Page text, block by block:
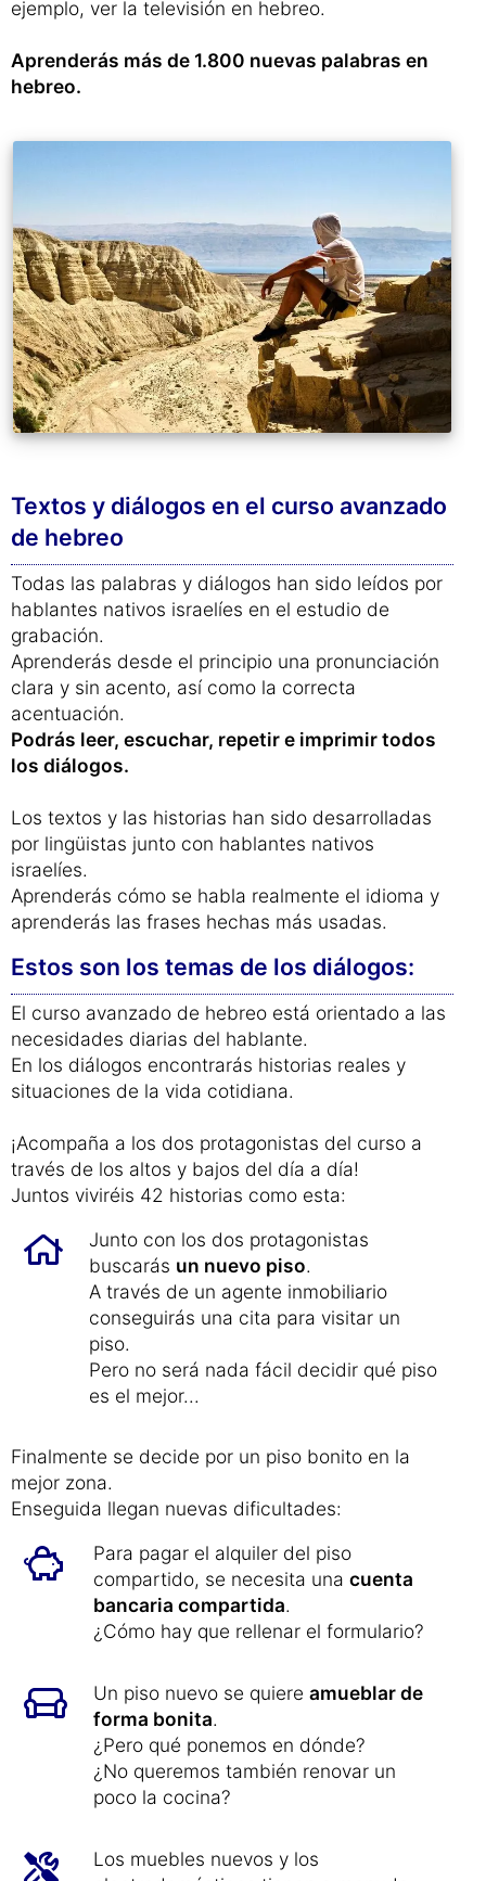
Si usas este curso avanzado, podrás comunicarte
sin problemas en hebreo escrito y hablado.
Además conseguirás alcanzar una alta
Textos y diálogos en el curso avanzado
de hebreo
Todas las palabras y diálogos han sido leídos por
hablantes nativos israelíes en el estudio de
grabación.
Aprenderás desde el principio una pronunciación
clara y sin acento, así como la correcta
acentuación.
Podrás leer, escuchar, repetir e imprimir todos
los diálogos.
Los textos y las historias han sido desarrolladas
por lingüistas junto con hablantes nativos
israelíes.
Aprenderás cómo se habla realmente el idioma y
aprenderás las frases hechas más usadas.
Estos son los temas de los diálogos:
El curso avanzado de hebreo está orientado a las
necesidades diarias del hablante.
En los diálogos encontrarás historias reales y
¡Acompaña a los dos protagonistas del curso a
través de los altos y bajos del día a día!
Juntos viviréis 42 historias como esta:
Junto con los dos protagonistas
buscarásun nuevo piso
A través de un agente inmobiliario
piso.
Pero no será nada fácil decidir qué piso
es el mejor...
Finalmente se decide por un piso bonito en la
mejor zona.
Enseguida llegan nuevas dificultades:
compartido, se necesita unacuenta
bancaria compartida
¿Cómo hay que rellenar el formulario?
Un piso nuevo se quiere
¿Pero qué ponemos en dónde?